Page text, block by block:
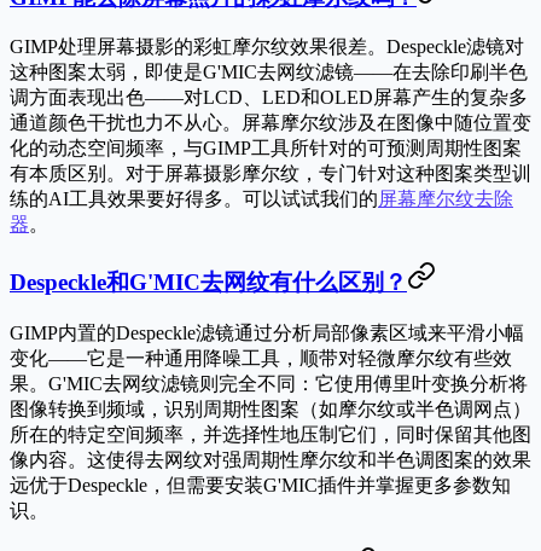
GIMP处理屏幕摄影的彩虹摩尔纹效果很差。Despeckle滤镜对
这种图案太弱，即使是G'MIC去网纹滤镜——在去除印刷半色
调方面表现出色——对LCD、LED和OLED屏幕产生的复杂多
通道颜色干扰也力不从心。屏幕摩尔纹涉及在图像中随位置变
化的动态空间频率，与GIMP工具所针对的可预测周期性图案
有本质区别。对于屏幕摄影摩尔纹，专门针对这种图案类型训
练的AI工具效果要好得多。可以试试我们的屏幕摩尔纹去除
器。
Despeckle和G'MIC去网纹有什么区别？
GIMP内置的Despeckle滤镜通过分析局部像素区域来平滑小幅
变化——它是一种通用降噪工具，顺带对轻微摩尔纹有些效
果。G'MIC去网纹滤镜则完全不同：它使用傅里叶变换分析将
图像转换到频域，识别周期性图案（如摩尔纹或半色调网点）
所在的特定空间频率，并选择性地压制它们，同时保留其他图
像内容。这使得去网纹对强周期性摩尔纹和半色调图案的效果
远优于Despeckle，但需要安装G'MIC插件并掌握更多参数知
识。